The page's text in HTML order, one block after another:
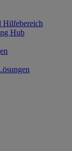
Hilfebereich
Hub